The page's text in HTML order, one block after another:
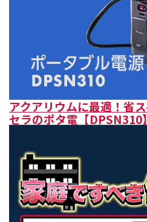
アクアリウムに最適！省
セラのポタ電【DPSN310】